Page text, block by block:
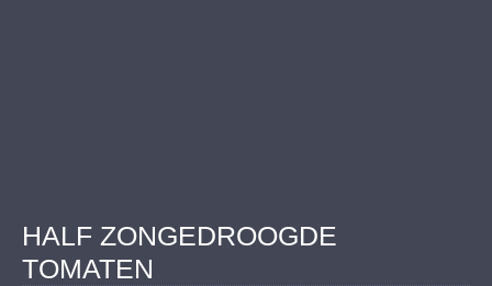
HALF ZONGEDROOGDE
TOMATEN